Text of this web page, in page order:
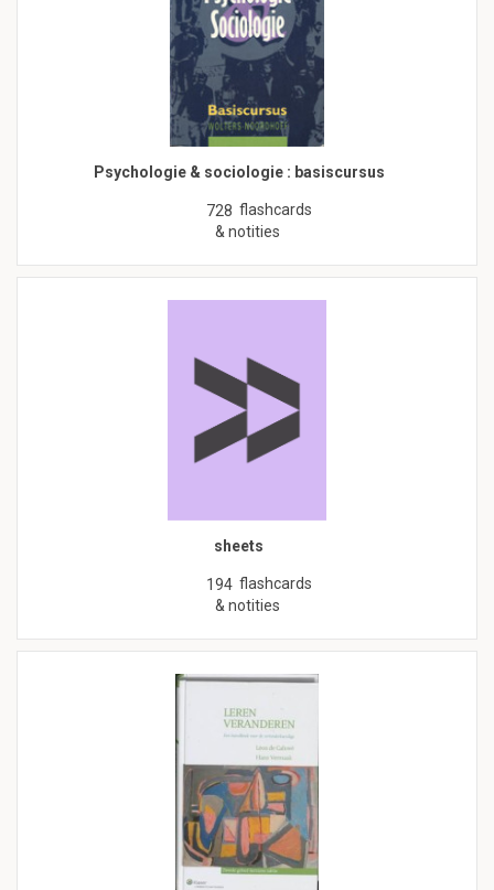
Psychologie & sociologie : basiscursus
728 flashcards
& notities
sheets
194 flashcards
& notities